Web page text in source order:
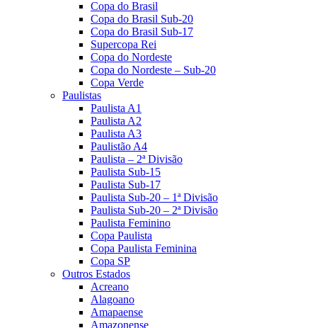
Copa do Brasil
Copa do Brasil Sub-20
Copa do Brasil Sub-17
Supercopa Rei
Copa do Nordeste
Copa do Nordeste – Sub-20
Copa Verde
Paulistas
Paulista A1
Paulista A2
Paulista A3
Paulistão A4
Paulista – 2ª Divisão
Paulista Sub-15
Paulista Sub-17
Paulista Sub-20 – 1ª Divisão
Paulista Sub-20 – 2ª Divisão
Paulista Feminino
Copa Paulista
Copa Paulista Feminina
Copa SP
Outros Estados
Acreano
Alagoano
Amapaense
Amazonense